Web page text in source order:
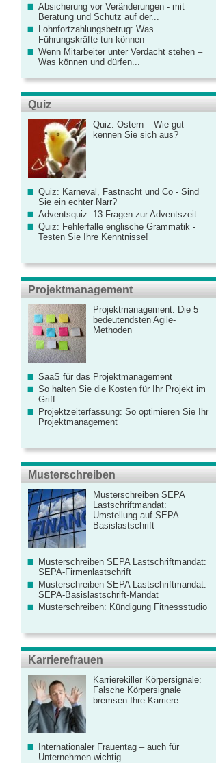
Absicherung vor Veränderungen - mit
Beratung und Schutz auf der...
Lohnfortzahlungsbetrug: Was
Führungskräfte tun können
Wenn Mitarbeiter unter Verdacht stehen –
Was können und dürfen...
Quiz
Quiz: Ostern – Wie gut
kennen Sie sich aus?
Quiz: Karneval, Fastnacht und Co - Sind
Sie ein echter Narr?
Adventsquiz: 13 Fragen zur Adventszeit
Quiz: Fehlerfalle englische Grammatik -
Testen Sie Ihre Kenntnisse!
Projektmanagement
Projektmanagement: Die 5
bedeutendsten Agile-
Methoden
SaaS für das Projektmanagement
So halten Sie die Kosten für Ihr Projekt im
Griff
Projektzeiterfassung: So optimieren Sie Ihr
Projektmanagement
Musterschreiben
Musterschreiben SEPA
Lastschriftmandat:
Umstellung auf SEPA
Basislastschrift
Musterschreiben SEPA Lastschriftmandat:
SEPA-Firmenlastschrift
Musterschreiben SEPA Lastschriftmandat:
SEPA-Basislastschrift-Mandat
Musterschreiben: Kündigung Fitnessstudio
Karrierefrauen
Karrierekiller Körpersignale:
Falsche Körpersignale
bremsen Ihre Karriere
Internationaler Frauentag – auch für
Unternehmen wichtig